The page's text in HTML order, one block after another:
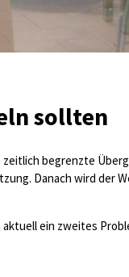
sollten
zeitlich begrenzte
Danach wird der
ein zweites